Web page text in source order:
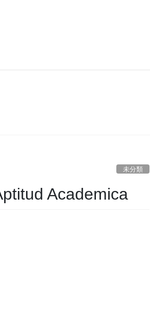
未分類
Academica